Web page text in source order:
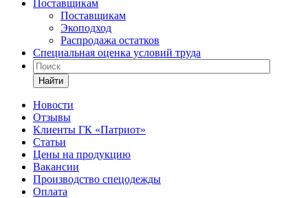
Поставщикам
Поставщикам
Экоподход
Распродажа остатков
Специальная оценка условий труда
Найти
Новости
Отзывы
Клиенты ГК «Патриот»
Статьи
Цены на продукцию
Вакансии
Производство спецодежды
Оплата